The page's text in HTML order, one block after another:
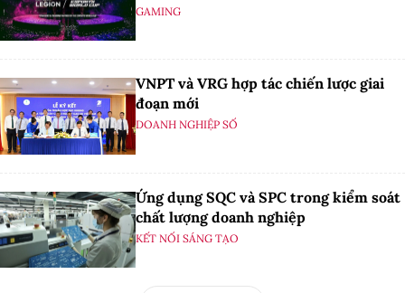
GAMING
VNPT và VRG hợp tác chiến lược giai
đoạn mới
DOANH NGHIỆP SỐ
Ứng dụng SQC và SPC trong kiểm soát
chất lượng doanh nghiệp
KẾT NỐI SÁNG TẠO